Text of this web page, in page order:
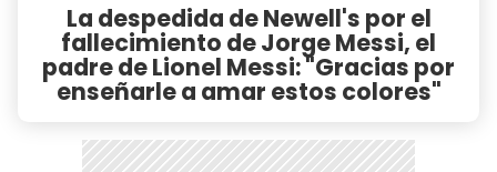
La despedida de Newell's por el
fallecimiento de Jorge Messi, el
padre de Lionel Messi: "Gracias por
enseñarle a amar estos colores"